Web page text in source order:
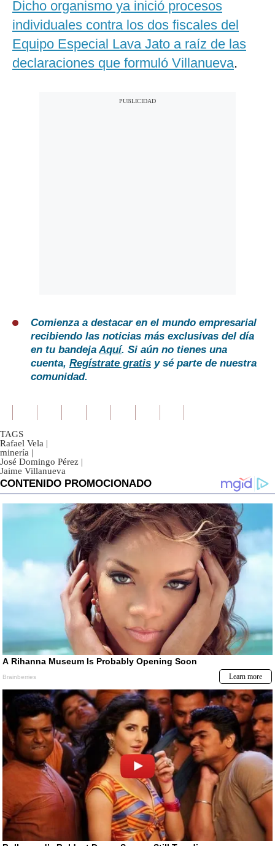
Dicho organismo ya inició procesos
individuales contra los dos fiscales del
Equipo Especial Lava Jato a raíz de las
declaraciones que formuló Villanueva.
Comienza a destacar en el mundo empresarial
recibiendo las noticias más exclusivas del día
en tu bandejaAquí. Si aún no tienes una
cuenta, Regístrate gratis y sé parte de nuestra
comunidad.
TAGS
Rafael Vela |
minería |
José Domingo Pérez |
Jaime Villanueva